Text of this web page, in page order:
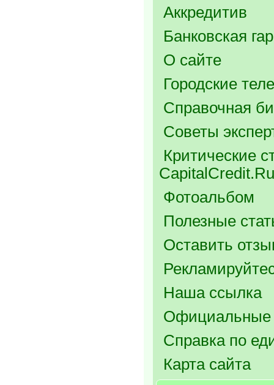
Аккредитив
Банковская
О сайте
Городские
Справочная
Советы
Критические
CapitalCredit.Ru
Фотоальбом
Полезные
Оставить
Наша ссылка
Официальные
Справка по
Карта сайта